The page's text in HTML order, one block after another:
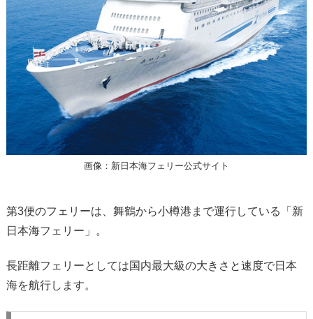
画像：新日本海フェリー公式サイト
第3便のフェリーは、舞鶴から小樽港まで運行している「新
日本海フェリー」。
長距離フェリーとしては国内最大級の大きさと速度で日本
海を航行します。